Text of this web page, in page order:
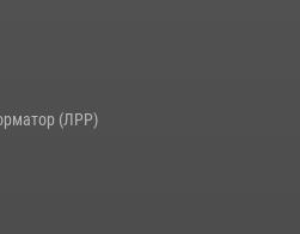
провели встречу с
«Умные каникулы»
(ЛРР)